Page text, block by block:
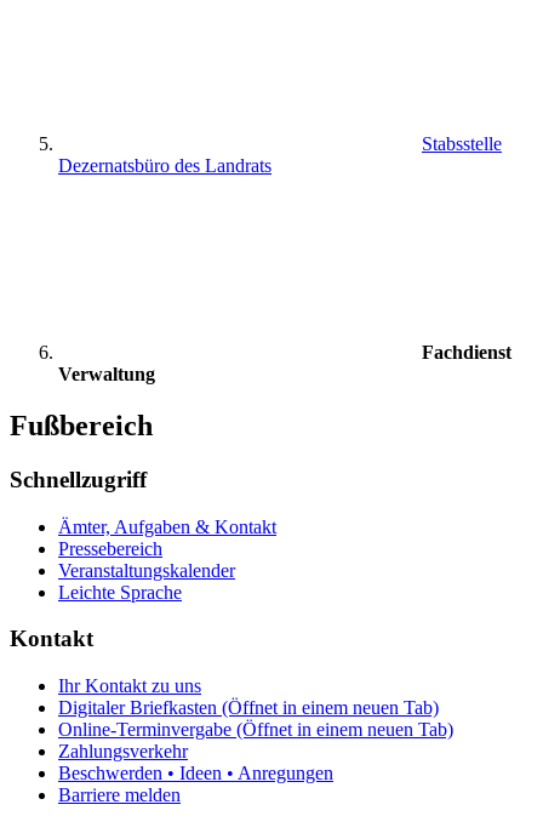
Stabsstelle
Dezernatsbüro des Landrats
Fachdienst
Verwaltung
Fußbereich
Schnellzugriff
Ämter, Aufgaben & Kontakt
Pressebereich
Veranstaltungskalender
Leichte Sprache
Kontakt
Ihr Kontakt zu uns
Digitaler Briefkasten (Öffnet in einem neuen Tab)
Online-Terminvergabe (Öffnet in einem neuen Tab)
Zahlungsverkehr
Beschwerden • Ideen • Anregungen
Barriere melden